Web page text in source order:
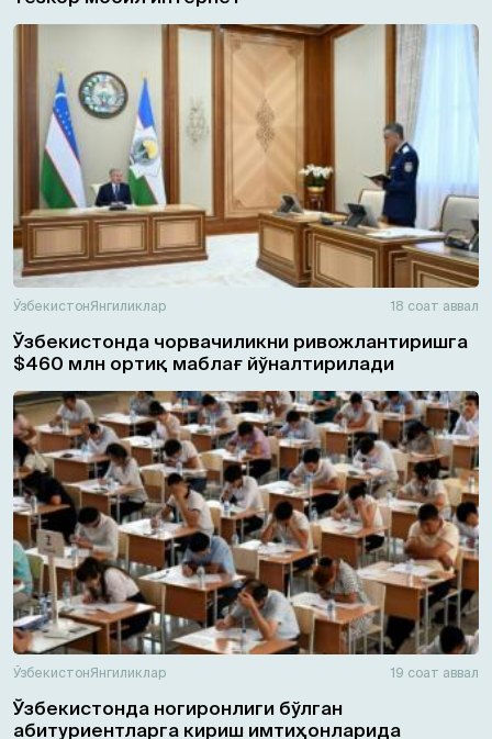
ЎзбекистонЯнгиликлар 18 соат аввал
Ўзбекистонда чорвачиликни ривожлантиришга
$460 млн ортиқ маблағ йўналтирилади
ЎзбекистонЯнгиликлар 19 соат аввал
Ўзбекистонда ногиронлиги бўлган
абитуриентларга кириш имтиҳонларида